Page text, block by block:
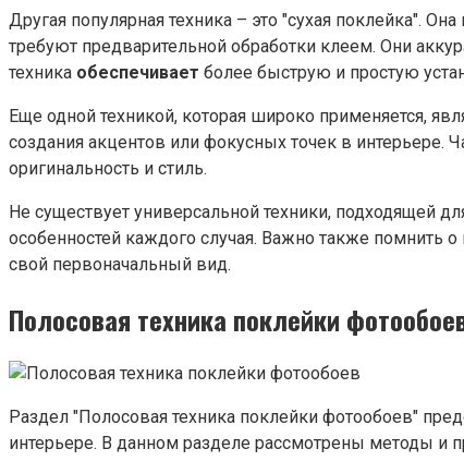
Другая популярная техника – это "сухая поклейка".
требуют предварительной обработки клеем. Они
техника обеспечивает более быструю и простую
Еще одной техникой, которая широко применяется,
создания акцентов или фокусных точек в
оригинальность и стиль.
Не существует универсальной техники, подходящей
особенностей каждого случая. Важно также помнить
свой первоначальный вид.
Полосовая техника поклейки
Раздел "Полосовая техника поклейки фотообоев"
интерьере. В данном разделе рассмотрены методы